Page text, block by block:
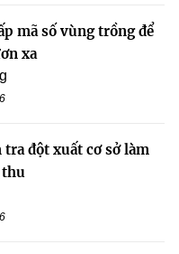
mã số vùng trồng để
xa
tra đột xuất cơ sở làm
thu